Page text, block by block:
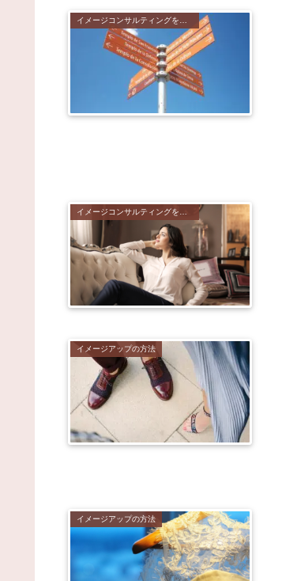
イメージコンサルティングを受けるメリット
イメージアップの方法
イメージアップの方法